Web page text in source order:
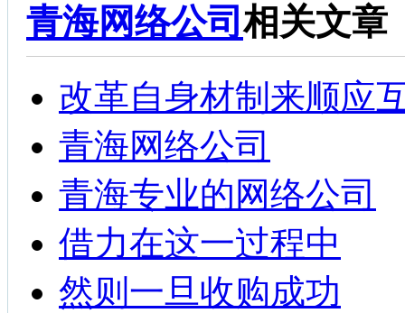
青海网络公司相关文章
改革自身材制来顺应
青海网络公司
青海专业的网络公司
借力在这一过程中
然则一旦收购成功